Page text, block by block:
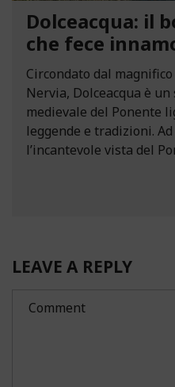
Dolceacqua: il
che fece
Circondato dal
Nervia, Dolceacqua è
medievale del Ponente
leggende e tradizioni.
l’incantevole vista del
LEAVE A REPLY